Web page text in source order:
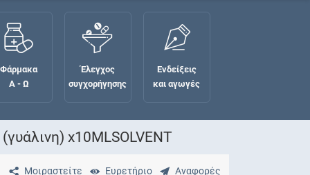
Φάρμακα
Α - Ω
Έλεγχος
συγχορήγησης
Ενδείξεις
και αγωγές
x10MLSOLVENT
Μοιραστείτε Ευρετήριο Αναφορές